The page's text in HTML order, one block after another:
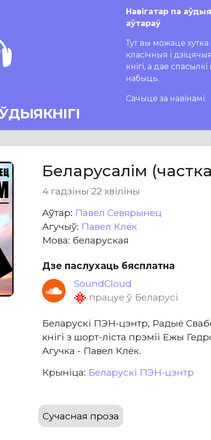
Навігатар па
аўтараў
Тут вы можаце хутка
класічныя і
кнігі, а дае
набыць.
Сачыце за навінамі:
Беларусалім
4 гадзіны 22 хвіліны
Aўтар: Павел Севярынец
Агучыў: Павел Клёк
Мова: беларуская
Дзе паслухаць бясплатна
SoundCloud
працуе ў Беларусі
Беларускі ПЭН-цэнтр, Радыё
кнігі з шорт-ліста прэміі Ежы
Агучка - Павел Клёк.
Крыніца: Беларускі ПЭН-цэнтр
Сучасная проза